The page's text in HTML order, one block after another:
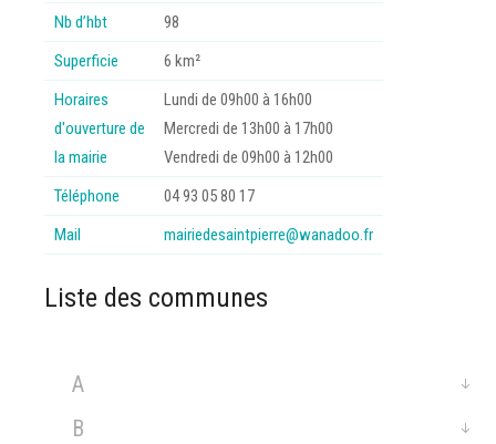
Nb d’hbt
98
Superficie
6 km²
Horaires
d'ouverture de
la mairie
Lundi de 09h00 à 16h00
Mercredi de 13h00 à 17h00
Vendredi de 09h00 à 12h00
Téléphone
04 93 05 80 17
Mail
mairiedesaintpierre@wanadoo.fr
Liste des communes
A
B